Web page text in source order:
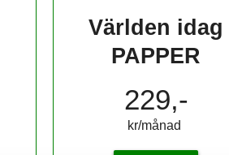
Världen idag
PAPPER
229,-
kr/månad ​​​​​​